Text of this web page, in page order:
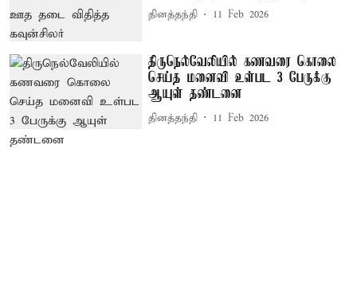
தினத்தந்தி 11 Feb 2026
திருநெல்வேலியில் கணவரை கொலை
செய்த மனைவி உள்பட 3 பேருக்கு
ஆயுள் தண்டனை
தினத்தந்தி 11 Feb 2026